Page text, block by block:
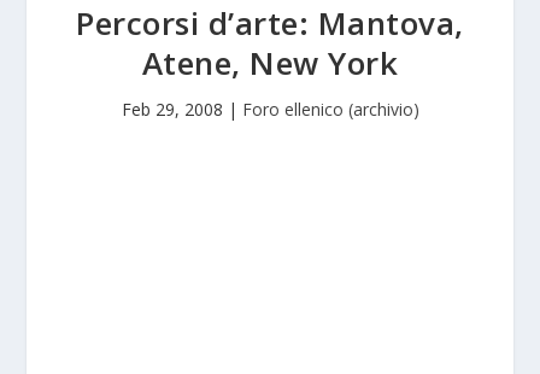
Percorsi d’arte: Mantova,
Atene, New York
Feb 29, 2008 | Foro ellenico (archivio)